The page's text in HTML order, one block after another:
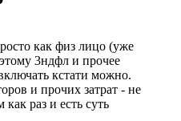
как физ лицо (уже
3ндфл и прочее
кстати можно.
и прочих затрат - не
как раз и есть суть